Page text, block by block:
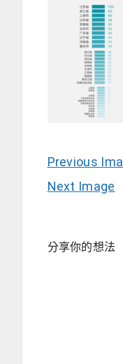
Previous
Next Image
分享你的想法